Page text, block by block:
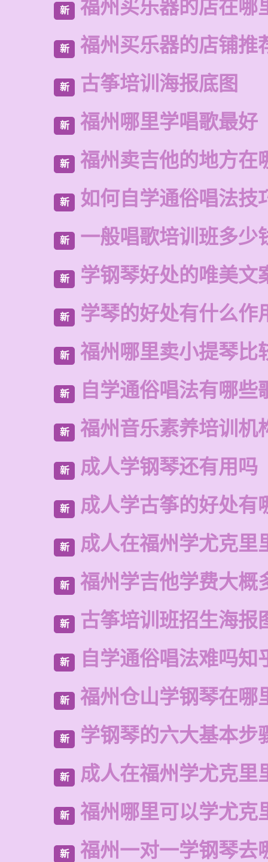
新 福州买乐器的店在哪
新 福州买乐器的店铺推
新 古筝培训海报底图
新 福州哪里学唱歌最好
新 福州卖吉他的地方在
新 如何自学通俗唱法技
新 一般唱歌培训班多少
新 学钢琴好处的唯美文
新 学琴的好处有什么作
新 福州哪里卖小提琴比
新 自学通俗唱法有哪些
新 福州音乐素养培训机
新 成人学钢琴还有用吗
新 成人学古筝的好处有
新 成人在福州学尤克里
新 福州学吉他学费大概
新 古筝培训班招生海报
新 自学通俗唱法难吗知
新 福州仓山学钢琴在哪
新 学钢琴的六大基本步
新 成人在福州学尤克里
新 福州哪里可以学尤克
新 福州一对一学钢琴去